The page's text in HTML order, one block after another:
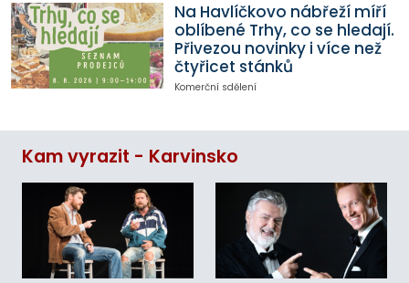
Na Havlíčkovo nábřeží míří
oblíbené Trhy, co se hledají.
Přivezou novinky i více než
čtyřicet stánků
Komerční sdělení
Kam vyrazit - Karvinsko